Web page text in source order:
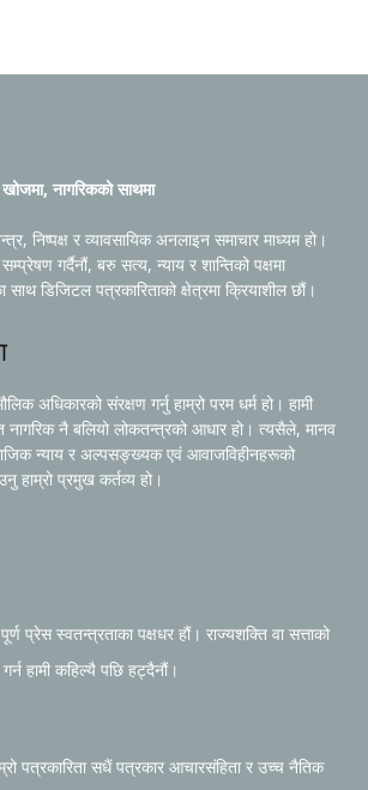
नागरिकको साथमा
निष्पक्ष र व्यावसायिक अनलाइन समाचार माध्यम हो।
गर्दैनौं, बरु सत्य, न्याय र शान्तिको पक्षमा
डिजिटल पत्रकारिताको क्षेत्रमा क्रियाशील छौं।
अधिकारको संरक्षण गर्नु हाम्रो परम धर्म हो। हामी
नागरिक नै बलियो लोकतन्त्रको आधार हो। त्यसैले, मानव
न्याय र अल्पसङ्ख्यक एवं आवाजविहीनहरूको
हाम्रो प्रमुख कर्तव्य हो।
पूर्ण प्रेस स्वतन्त्रताका पक्षधर हौं। राज्यशक्ति वा सत्ताको
हामी कहिल्यै पछि हट्दैनौं।
पत्रकारिता सधैं पत्रकार आचारसंहिता र उच्च नैतिक